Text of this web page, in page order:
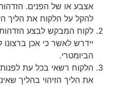
אצבע או של הפנים.
להקל על הלקוח את הליך
לקוח המבקש לבצע הזדהות
יידרש לאשר כי אכן
הביומטרי.
הלקוח רשאי בכל עת
את הליך הזיהוי בהליך